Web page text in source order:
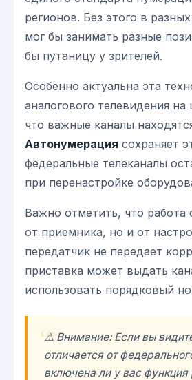
регионов. Без этого в
мог бы занимать разные
бы путаницу у зрителей.
Особенно актуальна эта
аналогового телевидения
что важные каналы
Автонумерация сохраняет
федеральные телеканалы
при перенастройке
Важно отметить, что работа
от приемника, но и от
передатчик не передает
приставка может выдать
использовать порядковый
⚠️ Внимание: Если вы
отличается от
включена ли у вас функция